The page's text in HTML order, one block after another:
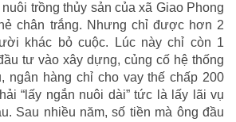
trồng thủy sản của xã Giao Phong
chân trắng. Nhưng chỉ được hơn 2
khác bỏ cuộc. Lúc này chỉ còn 1
tư vào xây dựng, củng cố hệ thống
ngân hàng chỉ cho vay thế chấp 200
“lấy ngắn nuôi dài” tức là lấy lãi vụ
Sau nhiều năm, số tiền mà ông đầu